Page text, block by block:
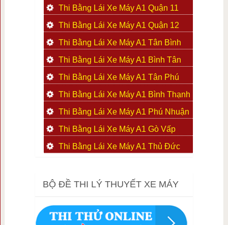
Thi Bằng Lái Xe Máy A1 Quận 11
Thi Bằng Lái Xe Máy A1 Quận 12
Thi Bằng Lái Xe Máy A1 Tân Bình
Thi Bằng Lái Xe Máy A1 Bình Tân
Thi Bằng Lái Xe Máy A1 Tân Phú
Thi Bằng Lái Xe Máy A1 Bình Thạnh
Thi Bằng Lái Xe Máy A1 Phú Nhuận
Thi Bằng Lái Xe Máy A1 Gò Vấp
Thi Bằng Lái Xe Máy A1 Thủ Đức
BỘ ĐỀ THI LÝ THUYẾT XE MÁY